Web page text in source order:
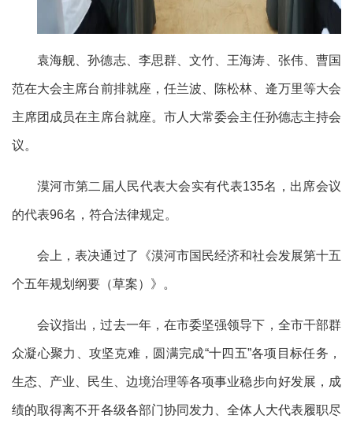
袁海舰、孙德志、李思群、文竹、王海涛、张伟、曹国
范在大会主席台前排就座，任兰波、陈松林、逄万里等大会
主席团成员在主席台就座。市人大常委会主任孙德志主持会
议。
漠河市第二届人民代表大会实有代表135名，出席会议
的代表96名，符合法律规定。
会上，表决通过了《漠河市国民经济和社会发展第十五
个五年规划纲要（草案）》。
会议指出，过去一年，在市委坚强领导下，全市干部群
众凝心聚力、攻坚克难，圆满完成“十四五”各项目标任务，
生态、产业、民生、边境治理等各项事业稳步向好发展，成
绩的取得离不开各级各部门协同发力、全体人大代表履职尽